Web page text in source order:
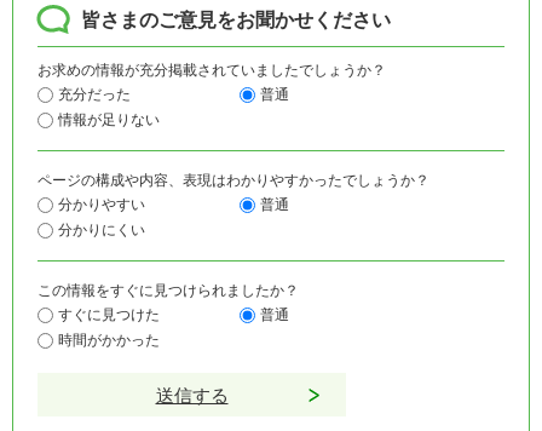
皆さまのご意見をお聞かせください
お求めの情報が充分掲載されていましたでしょうか？
充分だった
普通
情報が足りない
ページの構成や内容、表現はわかりやすかったでしょうか？
分かりやすい
普通
分かりにくい
この情報をすぐに見つけられましたか？
すぐに見つけた
普通
時間がかかった